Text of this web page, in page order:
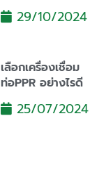
29/10/2024
เลือกเครื่องเชื่อม
ท่อPPR อย่างไรดี
25/07/2024